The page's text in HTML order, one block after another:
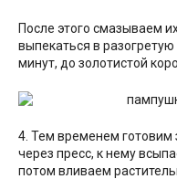
После этого смазываем
выпекаться в
минут, до золотистой
4. Тем временем готовим
через пресс, к нему
потом вливаем